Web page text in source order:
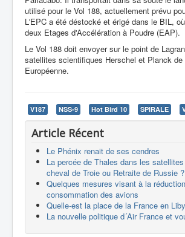
utilisé pour le Vol 188, actuellement prévu
L'EPC a été déstocké et érigé dans le BIL,
deux Etages d'Accélération à Poudre (EAP).
Le Vol 188 doit envoyer sur le point de
satellites scientifiques Herschel et Planck
Européenne.
V187 NSS-9 Hot Bird 10 SPIRALE
Article Récent
Le Phénix renait de ses cendres
La percée de Thales dans les
cheval de Troie ou Retraite de Russie ?
Quelques mesures visant à la
consommation des avions
Quelle-est la place de la France en
La nouvelle politique d´Air France et